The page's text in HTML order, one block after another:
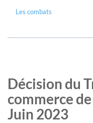
Les combats
Décision du
commerce
Juin 2023